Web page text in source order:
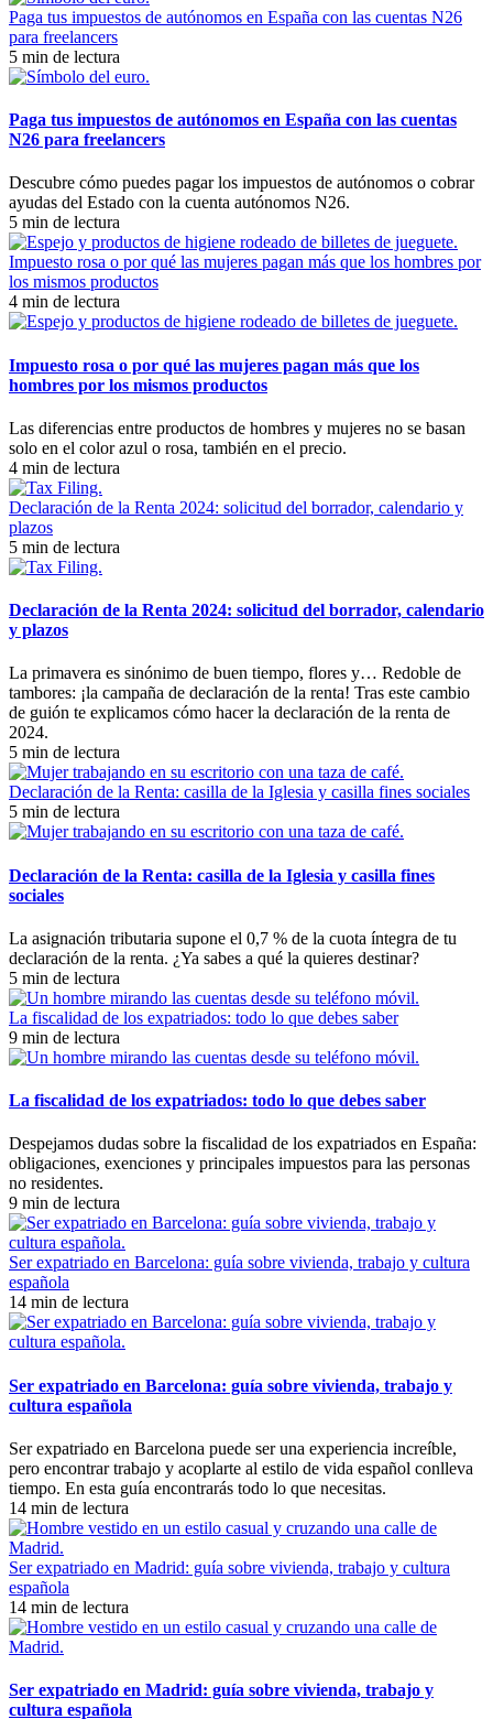
Paga tus impuestos de autónomos en España con las cuentas N26
para freelancers
5 min de lectura
Paga tus impuestos de autónomos en España con las cuentas
N26 para freelancers
Descubre cómo puedes pagar los impuestos de autónomos o cobrar
ayudas del Estado con la cuenta autónomos N26.
5 min de lectura
Impuesto rosa o por qué las mujeres pagan más que los hombres por
los mismos productos
4 min de lectura
Impuesto rosa o por qué las mujeres pagan más que los
hombres por los mismos productos
Las diferencias entre productos de hombres y mujeres no se basan
solo en el color azul o rosa, también en el precio.
4 min de lectura
Declaración de la Renta 2024: solicitud del borrador, calendario y
plazos
5 min de lectura
Declaración de la Renta 2024: solicitud del borrador, calendario
y plazos
La primavera es sinónimo de buen tiempo, flores y… Redoble de
tambores: ¡la campaña de declaración de la renta! Tras este cambio
de guión te explicamos cómo hacer la declaración de la renta de
2024.
5 min de lectura
Declaración de la Renta: casilla de la Iglesia y casilla fines sociales
5 min de lectura
Declaración de la Renta: casilla de la Iglesia y casilla fines
sociales
La asignación tributaria supone el 0,7 % de la cuota íntegra de tu
declaración de la renta. ¿Ya sabes a qué la quieres destinar?
5 min de lectura
La fiscalidad de los expatriados: todo lo que debes saber
9 min de lectura
La fiscalidad de los expatriados: todo lo que debes saber
Despejamos dudas sobre la fiscalidad de los expatriados en España:
obligaciones, exenciones y principales impuestos para las personas
no residentes.
9 min de lectura
Ser expatriado en Barcelona: guía sobre vivienda, trabajo y cultura
española
14 min de lectura
Ser expatriado en Barcelona: guía sobre vivienda, trabajo y
cultura española
Ser expatriado en Barcelona puede ser una experiencia increíble,
pero encontrar trabajo y acoplarte al estilo de vida español conlleva
tiempo. En esta guía encontrarás todo lo que necesitas.
14 min de lectura
Ser expatriado en Madrid: guía sobre vivienda, trabajo y cultura
española
14 min de lectura
Ser expatriado en Madrid: guía sobre vivienda, trabajo y
cultura española